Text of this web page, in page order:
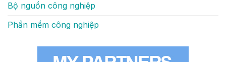
Bộ nguồn công nghiệp
Phần mềm công nghiệp